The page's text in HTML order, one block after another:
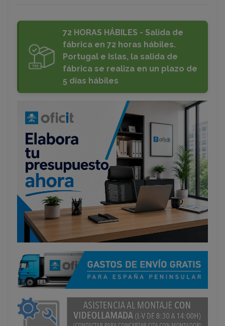
72 HORAS HÁBILES - Salida de
fábrica en 72 horas hábiles.
Portugal e Islas, la salida de
fábrica se realiza en un plazo de
5 días hábiles